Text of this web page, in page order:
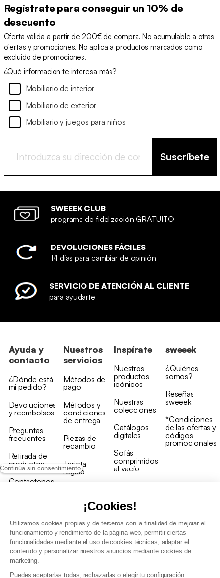
Continúa sin consentimiento
¡Cookies!
Utilizamos cookies propias y de terceros con la finalidad de mejorar el
funcionamiento y rendimiento de la página web, permitir ciertas
funcionalidades mediante el uso de cookies técnicas, adaptar el
contenido y personalizar nuestros anuncios mediante cookies de
marketing.
Puedes aceptarlas todas, rechazarlas o elegir tu configuración
Regístrate para conseguir un 10% de
descuento
Oferta válida a partir de 200€ de compra. No acumulable a otras
ofertas y promociones. No aplica a productos marcados como
excluido de promociones.
¿Qué información te interesa más?
Mobiliario de interior
Mobiliario de exterior
Mobiliario y juegos para niños
Suscríbete
SWEEEK CLUB
programa de fidelización GRATUITO
DEVOLUCIONES FÁCILES
14 días para cambiar de opinión
SERVICIO DE ATENCIÓN AL CLIENTE
para ayudarte
Ayuda y
contacto
¿Dónde está
mi pedido?
Devoluciones
y reembolsos
Preguntas
frecuentes
Retirada de
productos
Contáctenos
Nuestros
servicios
Métodos de
pago
Métodos y
condiciones
de entrega
Piezas de
recambio
Tarjeta
regalo
Inspírate
Nuestros
productos
icónicos
Nuestras
colecciones
Catálogos
digitales
Sofás
comprimidos
al vacío
sweeek
¿Quiénes
somos?
Reseñas
sweeek
*Condiciones
de las ofertas y
códigos
promocionales